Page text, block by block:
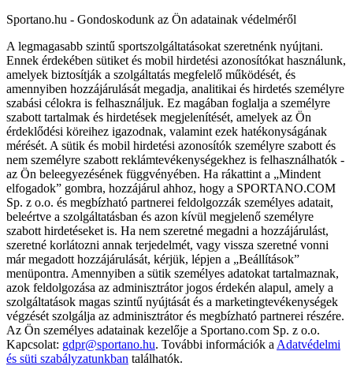
Sportano.hu - Gondoskodunk az Ön adatainak védelméről
A legmagasabb szintű sportszolgáltatásokat szeretnénk nyújtani.
Ennek érdekében sütiket és mobil hirdetési azonosítókat használunk,
amelyek biztosítják a szolgáltatás megfelelő működését, és
amennyiben hozzájárulását megadja, analitikai és hirdetés személyre
szabási célokra is felhasználjuk. Ez magában foglalja a személyre
szabott tartalmak és hirdetések megjelenítését, amelyek az Ön
érdeklődési köreihez igazodnak, valamint ezek hatékonyságának
mérését. A sütik és mobil hirdetési azonosítók személyre szabott és
nem személyre szabott reklámtevékenységekhez is felhasználhatók -
az Ön beleegyezésének függvényében. Ha rákattint a „Mindent
elfogadok” gombra, hozzájárul ahhoz, hogy a SPORTANO.COM
Sp. z o.o. és megbízható partnerei feldolgozzák személyes adatait,
beleértve a szolgáltatásban és azon kívül megjelenő személyre
szabott hirdetéseket is. Ha nem szeretné megadni a hozzájárulást,
szeretné korlátozni annak terjedelmét, vagy vissza szeretné vonni
már megadott hozzájárulását, kérjük, lépjen a „Beállítások”
menüpontra. Amennyiben a sütik személyes adatokat tartalmaznak,
azok feldolgozása az adminisztrátor jogos érdekén alapul, amely a
szolgáltatások magas szintű nyújtását és a marketingtevékenységek
végzését szolgálja az adminisztrátor és megbízható partnerei részére.
Az Ön személyes adatainak kezelője a Sportano.com Sp. z o.o.
Kapcsolat: gdpr@sportano.hu. További információk a Adatvédelmi
és süti szabályzatunkban találhatók.